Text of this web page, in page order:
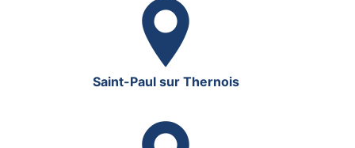
Saint-Paul sur Thernois